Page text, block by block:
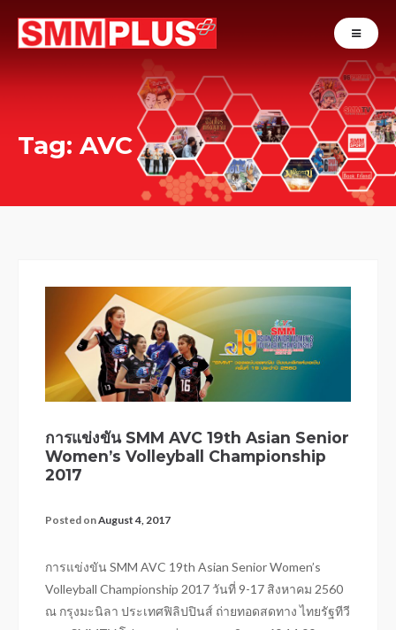
Tag: AVC
การแข่งขัน SMM AVC 19th Asian Senior
Women’s Volleyball Championship
2017
Posted onAugust 4, 2017
การแข่งขัน SMM AVC 19th Asian Senior Women’s
Volleyball Championship 2017 วันที่ 9-17 สิงหาคม 2560
ณ กรุงมะนิลา ประเทศฟิลิปปินส์ ถ่ายทอดสดทาง ไทยรัฐทีวี